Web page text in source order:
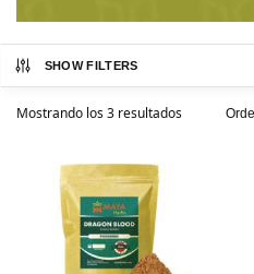
SHOW FILTERS
Mostrando los 3 resultados